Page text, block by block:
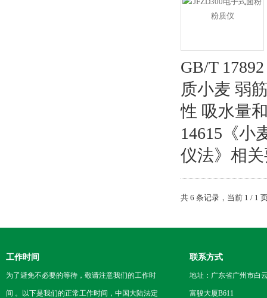
GB/T
质小麦 弱
性 吸水量
14615《小
仪法》相
共 6 条记录，当前 1 / 1
工作时间
为了避免不必要的等待，敬请注意我们的工作时
间 。以下是我们的正常工作时间，中国大陆法定
联系方式
地址：广东省广州市白
富骏大厦B611